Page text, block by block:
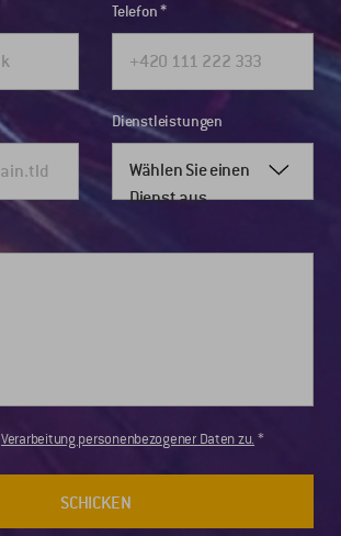
Telefon
Dienstleistungen
Wählen Sie einen
Dienst aus
Verarbeitung personenbezogener Daten zu.
SCHICKEN